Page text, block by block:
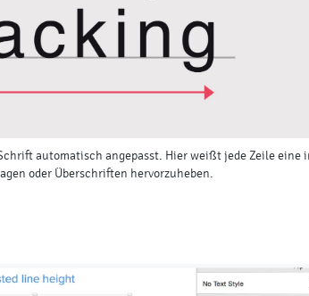
automatisch angepasst. Hier weißt jede Zeile
oder Überschriften hervorzuheben.